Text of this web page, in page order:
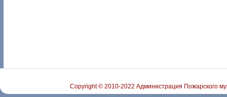
Copyright © 2010-2022 Администрация Пожарского